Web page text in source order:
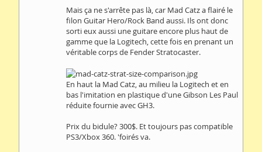
Mais ça ne s'arrête pas là, car Mad Catz a flairé le
filon Guitar Hero/Rock Band aussi. Ils ont donc
sorti eux aussi une guitare encore plus haut de
gamme que la Logitech, cette fois en prenant un
véritable corps de Fender Stratocaster.
En haut la Mad Catz, au milieu la Logitech et en
bas l'imitation en plastique d'une Gibson Les Paul
réduite fournie avec GH3.
Prix du bidule? 300$. Et toujours pas compatible
PS3/Xbox 360. 'foirés va.